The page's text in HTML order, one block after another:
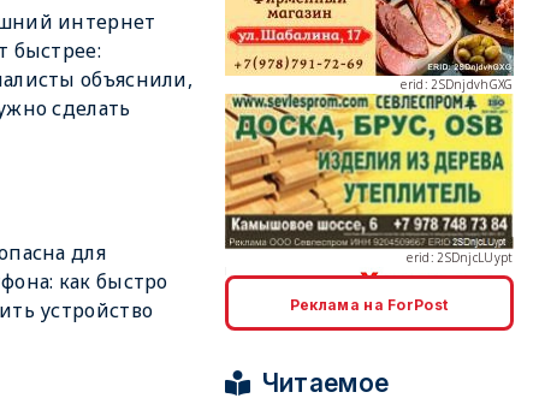
интернет
быстрее:
объяснили,
сделать
для
как быстро
устройство
erid: 2SDnjcLUypt
Реклама на ForPost
Читаемое